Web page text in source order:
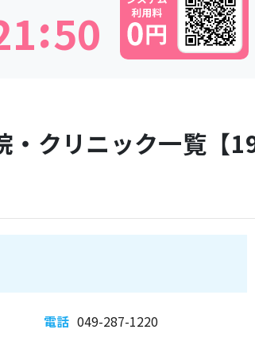
1 50
:
・クリニック一覧【
電話 049-287-1220